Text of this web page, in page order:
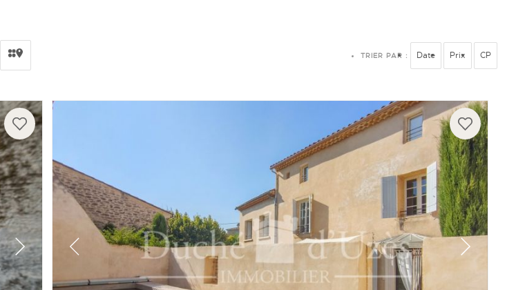
TRIER PAR : Date Prix CP